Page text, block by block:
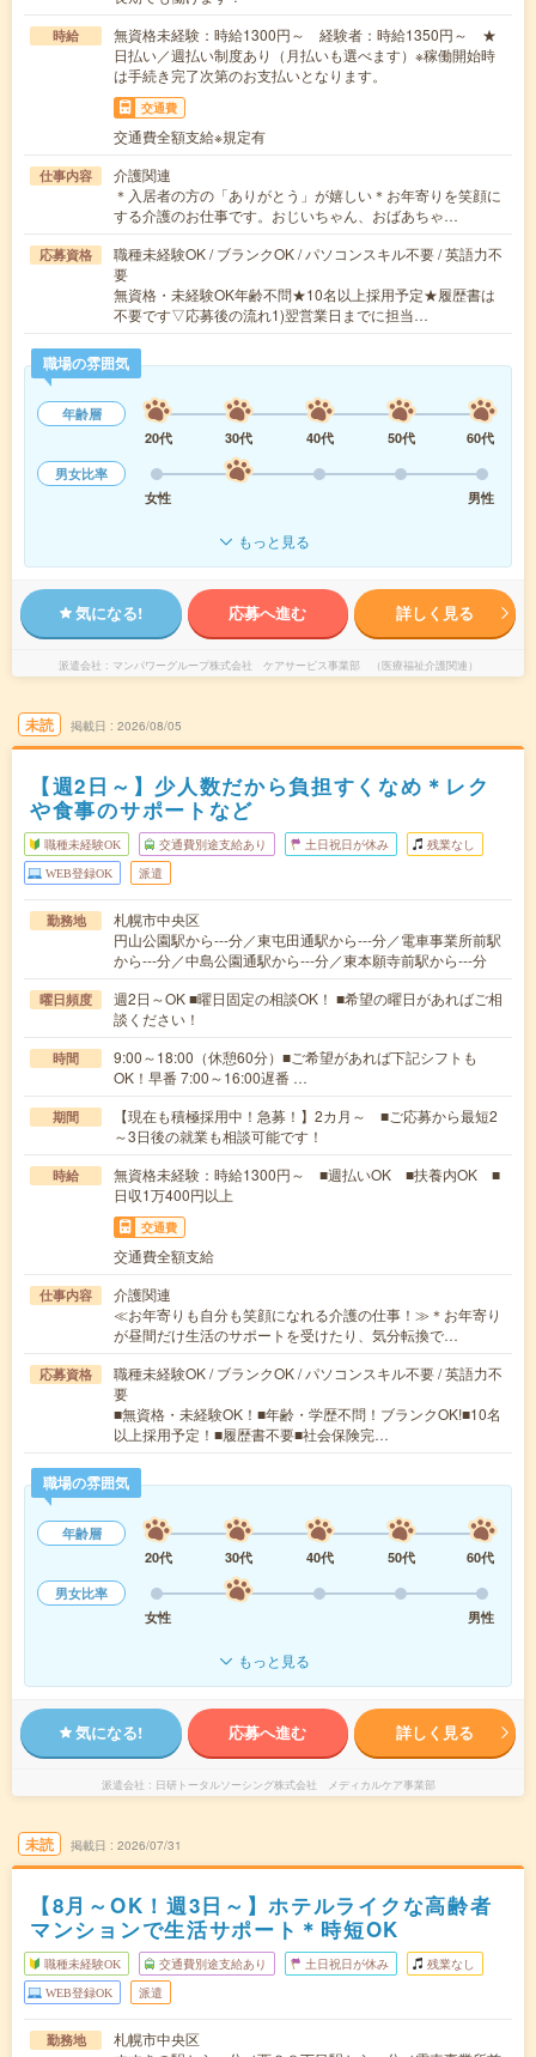
時給
無資格未経験：時給1300円～ 経験者：時給1350円～ ★
日払い／週払い制度あり（月払いも選べます）※稼働開始時
は手続き完了次第のお支払いとなります。
交通費
交通費全額支給※規定有
仕事内容
介護関連
＊入居者の方の「ありがとう」が嬉しい＊お年寄りを笑顔に
する介護のお仕事です。おじいちゃん、おばあちゃ…
応募資格
職種未経験OK / ブランクOK / パソコンスキル不要 / 英語力不
要
無資格・未経験OK年齢不問★10名以上採用予定★履歴書は
不要です▽応募後の流れ1)翌営業日までに担当…
職場の雰囲気
年齢層
20代
30代 40代 50代
60代
男女比率
女性
男性
もっと見る
気になる! 応募へ進む 詳しく見る
派遣会社 マンパワーグループ株式会社 ケアサービス事業部 （医療福祉介護関連）
未読 掲載日 2026/08/05
【週2日～】少人数だから負担すくなめ＊レク
や食事のサポートなど
職種未経験OK 交通費別途支給あり 土日祝日が休み 残業なし
WEB登録OK 派遣
勤務地
札幌市中央区
円山公園駅から---分／東屯田通駅から---分／電車事業所前駅
から---分／中島公園通駅から---分／東本願寺前駅から---分
曜日頻度
週2日～OK ■曜日固定の相談OK！ ■希望の曜日があればご相
談ください！
時間
9:00～18:00（休憩60分）■ご希望があれば下記シフトも
OK！早番 7:00～16:00遅番 …
期間
【現在も積極採用中！急募！】2カ月～ ■ご応募から最短2
～3日後の就業も相談可能です！
時給
無資格未経験：時給1300円～ ■週払いOK ■扶養内OK ■
日収1万400円以上
交通費
交通費全額支給
仕事内容
介護関連
≪お年寄りも自分も笑顔になれる介護の仕事！≫＊お年寄り
が昼間だけ生活のサポートを受けたり、気分転換で…
応募資格
職種未経験OK / ブランクOK / パソコンスキル不要 / 英語力不
要
■無資格・未経験OK！■年齢・学歴不問！ブランクOK!■10名
以上採用予定！■履歴書不要■社会保険完…
職場の雰囲気
年齢層
20代
30代 40代 50代
60代
男女比率
女性
男性
もっと見る
気になる! 応募へ進む 詳しく見る
派遣会社 日研トータルソーシング株式会社 メディカルケア事業部
未読 掲載日 2026/07/31
【8月～OK！週3日～】ホテルライクな高齢者
マンションで生活サポート＊時短OK
職種未経験OK 交通費別途支給あり 土日祝日が休み 残業なし
WEB登録OK 派遣
勤務地
札幌市中央区